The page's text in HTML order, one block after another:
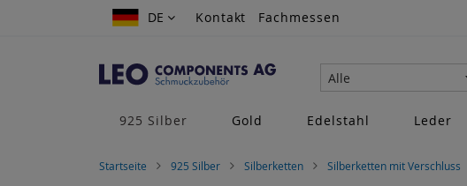
Zum
DE
DE Kontakt Fachmessen
Alle
925 Silber
Gold Edelstahl Leder
Startseite 925 Silber Silberketten Silberketten mit Verschluss